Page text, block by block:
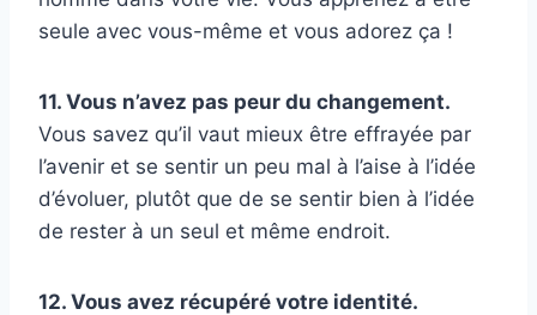
seule avec vous-même et vous adorez ça !
11. Vous n’avez pas peur du changement.
Vous savez qu’il vaut mieux être effrayée par
l’avenir et se sentir un peu mal à l’aise à l’idée
d’évoluer, plutôt que de se sentir bien à l’idée
de rester à un seul et même endroit.
12. Vous avez récupéré votre identité.